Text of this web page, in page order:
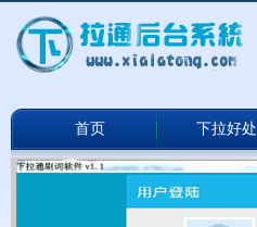
首页 下拉好处
下拉通网络版